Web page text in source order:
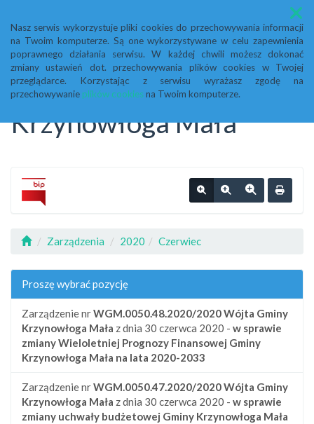
Nasz serwis wykorzystuje pliki cookies do przechowywania informacji
na Twoim komputerze. Są one wykorzystywane w celu zapewnienia
poprawnego działania serwisu. W każdej chwili możesz dokonać
zmiany ustawień dot. przechowywania plików cookies w Twojej
przeglądarce. Korzystając z serwisu wyrażasz zgodę na
przechowywanie plików cookiesna Twoim komputerze.
Menu
Biuletyn Informacji
Publicznej Urząd Gminy
Krzynowłoga Mała
Zarządzenia 2020 Czerwiec
Proszę wybrać pozycję
Zarządzenie nrWGM.0050.48.2020/2020Wójta Gminy
Krzynowłoga Mała z dnia 30 czerwca 2020 - w sprawie
zmiany Wieloletniej Prognozy Finansowej Gminy
Krzynowłoga Mała na lata 2020-2033
Zarządzenie nrWGM.0050.47.2020/2020Wójta Gminy
Krzynowłoga Mała z dnia 30 czerwca 2020 - w sprawie
zmiany uchwały budżetowej Gminy Krzynowłoga Mała